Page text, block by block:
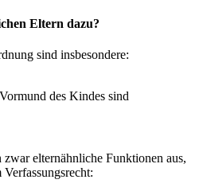
Eltern dazu?
sind insbesondere:
des Kindes sind
elternähnliche Funktionen aus,